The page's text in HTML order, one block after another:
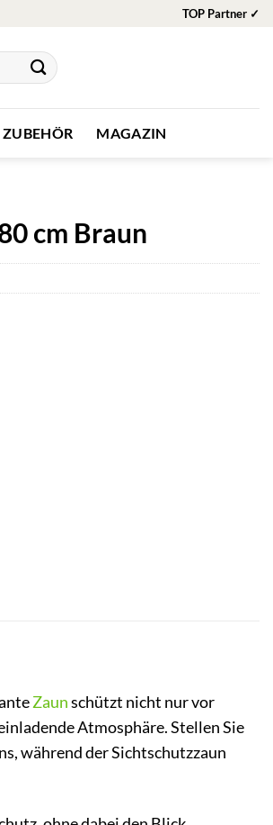
TOP Partner ✓
ZUBEHÖR MAGAZIN
cm Braun
Zaunschützt nicht nur vor
Atmosphäre. Stellen Sie
während der Sichtschutzzaun